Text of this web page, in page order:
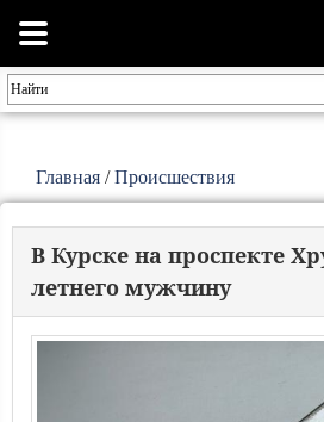
Главная /Происшествия
В Курске на проспекте
летнего мужчину